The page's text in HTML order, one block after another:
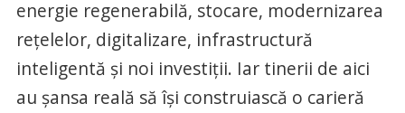
energie regenerabilă, stocare, modernizarea
rețelelor, digitalizare, infrastructură
inteligentă și noi investiții. Iar tinerii de aici
au șansa reală să își construiască o carieră